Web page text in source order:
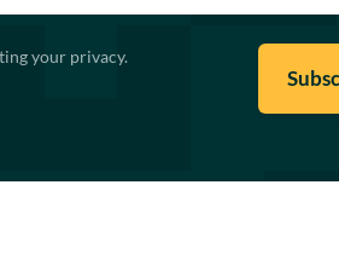
your privacy.